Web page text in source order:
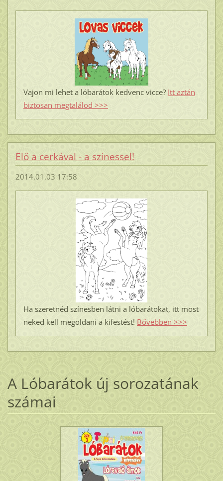
Vajon mi lehet a lóbarátok kedvenc vicce? Itt aztán
biztosan megtalálod >>>
Elő a cerkával - a színessel!
2014.01.03 17:58
Ha szeretnéd színesben látni a lóbarátokat, itt most
neked kell megoldani a kifestést! Bővebben >>>
A Lóbarátok új sorozatának
számai